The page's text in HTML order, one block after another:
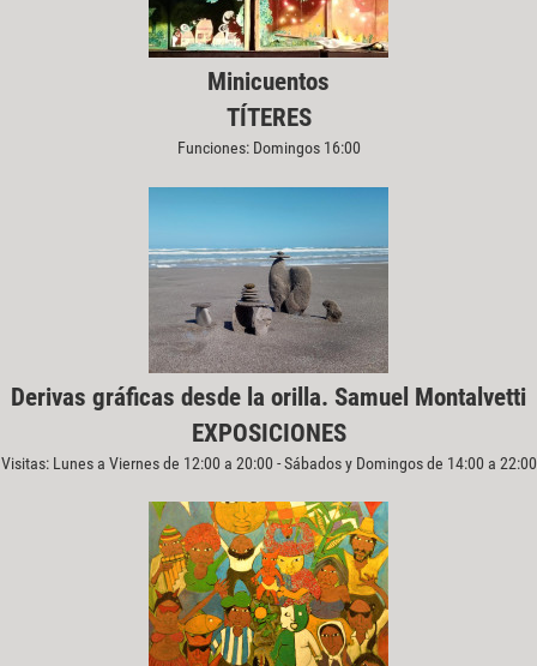
Minicuentos
TÍTERES
Funciones: Domingos 16:00
Derivas gráficas desde la orilla. Samuel Montalvetti
EXPOSICIONES
Visitas: Lunes a Viernes de 12:00 a 20:00 - Sábados y Domingos de 14:00 a 22:00